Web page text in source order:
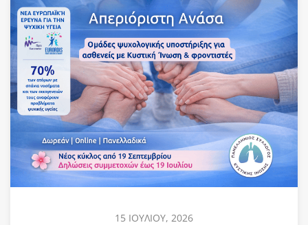
15 ΙΟΥΛΙΟΥ, 2026